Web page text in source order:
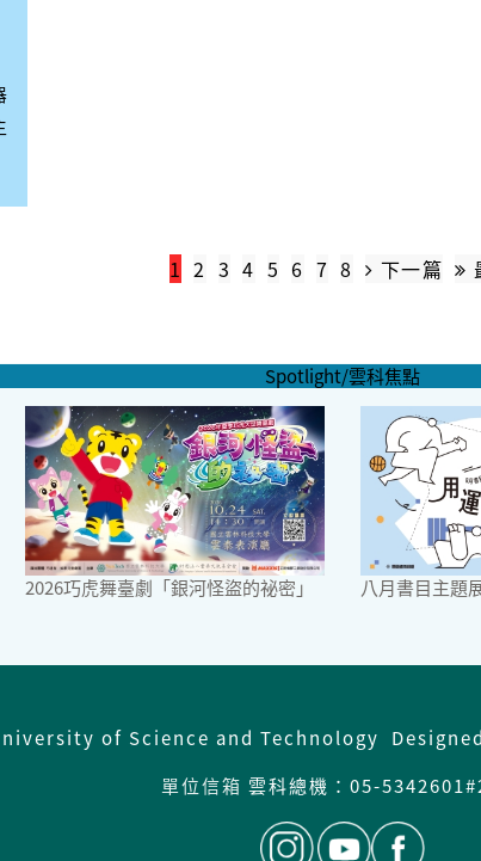
1 2 3 4 5 6 7 8 下一篇
Spotlight/雲科焦點
2026巧虎舞臺劇「銀河怪盜的祕密」 八月書目主題
of Science and Technology
單位信箱 雲科總機： 05-